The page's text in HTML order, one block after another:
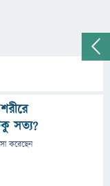
সত্য?
করেছেন